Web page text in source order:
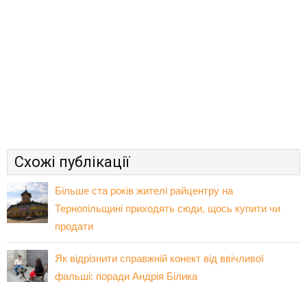
Схожі публікації
Більше ста років жителі райцентру на
Тернопільщині приходять сюди, щось купити чи
продати
Як відрізнити справжній конект від ввічливої
фальші: поради Андрія Білика